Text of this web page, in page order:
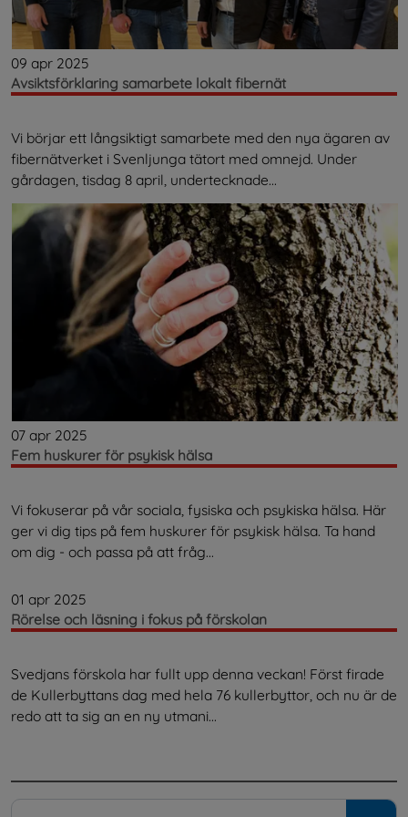
09 apr 2025
Avsiktsförklaring samarbete lokalt fibernät
Vi börjar ett långsiktigt samarbete med den nya ägaren av
fibernätverket i Svenljunga tätort med omnejd. Under
gårdagen, tisdag 8 april, undertecknade...
07 apr 2025
Fem huskurer för psykisk hälsa
Vi fokuserar på vår sociala, fysiska och psykiska hälsa. Här
ger vi dig tips på fem huskurer för psykisk hälsa. Ta hand
om dig - och passa på att fråg...
01 apr 2025
Rörelse och läsning i fokus på förskolan
Svedjans förskola har fullt upp denna veckan! Först firade
de Kullerbyttans dag med hela 76 kullerbyttor, och nu är de
redo att ta sig an en ny utmani...